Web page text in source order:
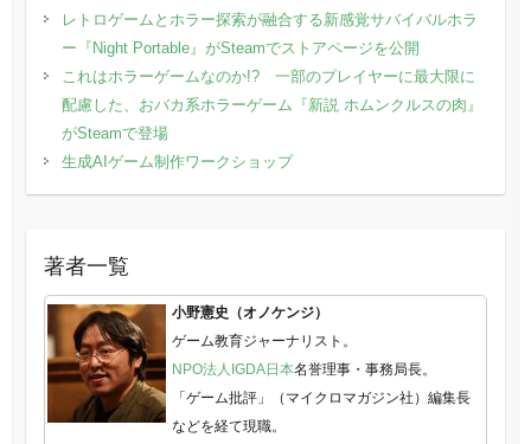
レトロゲームとホラー探索が融合する新感覚サバイバルホラ
ー『Night Portable』がSteamでストアページを公開
これはホラーゲームなのか!? 一部のプレイヤーに最大限に
配慮した、おバカ系ホラーゲーム『新説 ホムンクルスの肉』
がSteamで登場
生成AIゲーム制作ワークショップ
著者一覧
小野憲史（オノケンジ）
ゲーム教育ジャーナリスト。
NPO法人IGDA日本名誉理事・事務局長。
「ゲーム批評」（マイクロマガジン社）編集長
などを経て現職。